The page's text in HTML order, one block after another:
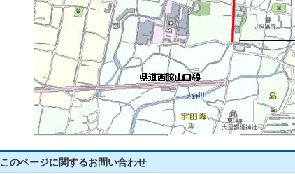
このページに関するお問い合わせ